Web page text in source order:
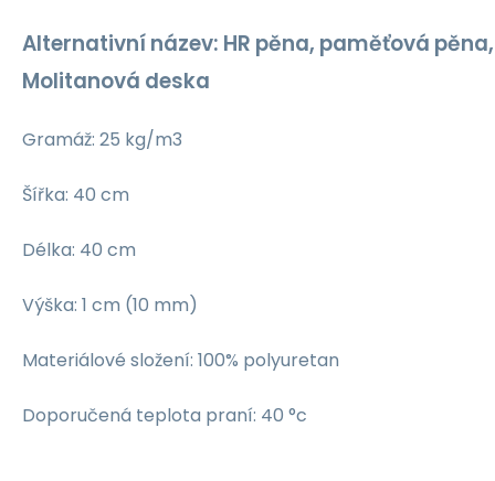
Alternativní název: HR pěna, paměťová
Molitanová deska
Gramáž: 25 kg/m3
Šířka: 40 cm
Délka: 40 cm
Výška: 1 cm (10 mm)
Materiálové složení: 100% polyuretan
Doporučená teplota praní: 40 °c